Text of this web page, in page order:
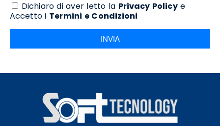
Dichiaro di aver letto la Privacy Policye
Accetto i Termini e Condizioni
INVIA